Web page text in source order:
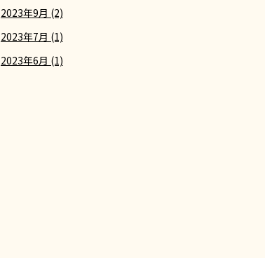
2023年9月 (2)
2023年7月 (1)
2023年6月 (1)